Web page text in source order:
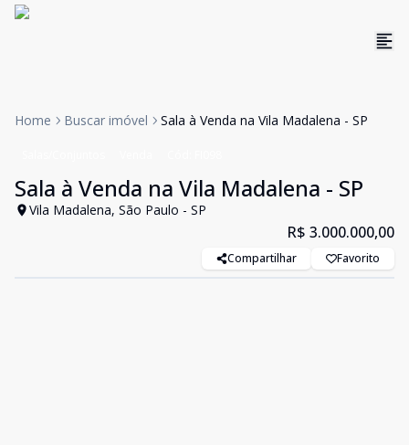
Home Buscar imóvel Sala à Venda na Vila Madalena - SP
Sala à Venda na Vila Madalena - SP
Vila Madalena, São Paulo - SP
R$ 3.000.000,00
Compartilhar Favorito